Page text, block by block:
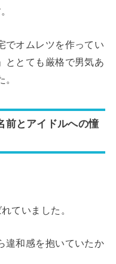
でオムレツを作ってい
ととても厳格で男気あ
とアイドルへの憧
ていました。
違和感を抱いていたか